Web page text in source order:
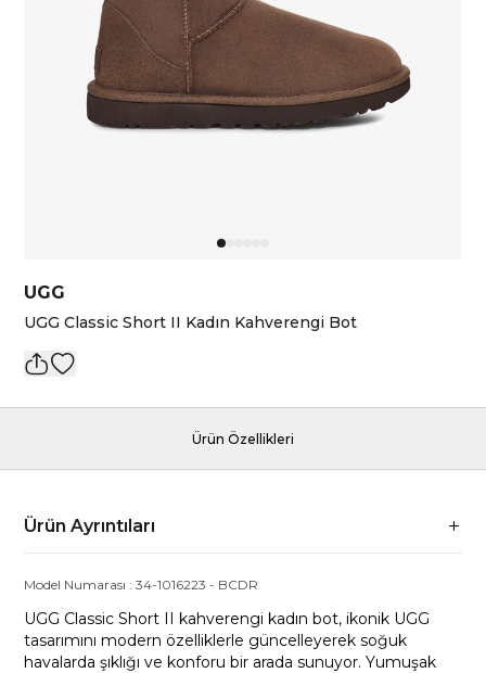
UGG
UGG Classic Short II Kadın Kahverengi Bot
Ürün Özellikleri
Ürün Ayrıntıları
Model Numarası :34-1016223 - BCDR
UGG Classic Short II kahverengi kadın bot, ikonik UGG
tasarımını modern özelliklerle güncelleyerek soğuk
havalarda şıklığı ve konforu bir arada sunuyor. Yumuşak